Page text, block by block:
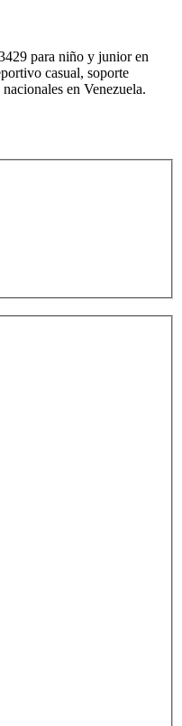
para niño y junior en
casual, soporte
en Venezuela.